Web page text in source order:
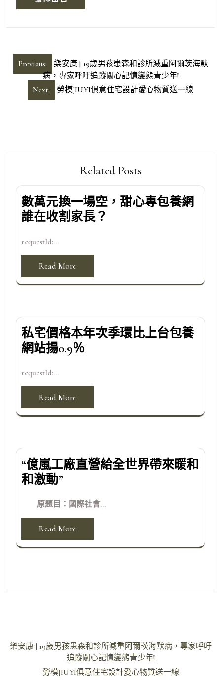
章
Previous:
樂安康 | 19歲男孩患森和診所減重阿爾茨海默
病，專家呼吁追蹤關心記憶變態青少年!
Next:
勞模JIUYI俱意住宅設計愛心物質送一線
Related Posts
數萬元換一場空，甜心專包養網
誰在收割家長？
requestId:...
Read More
私宅價格本年次季環比上台包養
網站揚0.9％
requestId:...
Read More
“億嵐工廠直營給全世界帶來暖和
和激動”
原題目：國際社會...
Read More
文
樂安康 | 19歲男孩患森和診所減重阿爾茨海默病，專家呼吁
追蹤關心記憶變態青少年!
勞模JIUYI俱意住宅設計愛心物質送一線